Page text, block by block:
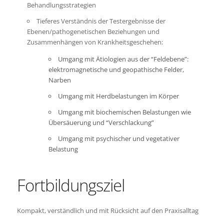
Behandlungsstrategien
Tieferes Verständnis der Testergebnisse der
Ebenen/pathogenetischen Beziehungen und
Zusammenhängen von Krankheitsgeschehen:
Umgang mit Ätiologien aus der “Feldebene”:
elektromagnetische und geopathische Felder,
Narben
Umgang mit Herdbelastungen im Körper
Umgang mit biochemischen Belastungen wie
Übersäuerung und “Verschlackung”
Umgang mit psychischer und vegetativer
Belastung
Fortbildungsziel
Kompakt, verständlich und mit Rücksicht auf den Praxisalltag